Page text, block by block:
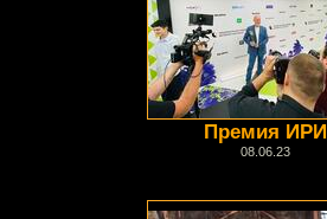
Премия ИРИ
08.06.23